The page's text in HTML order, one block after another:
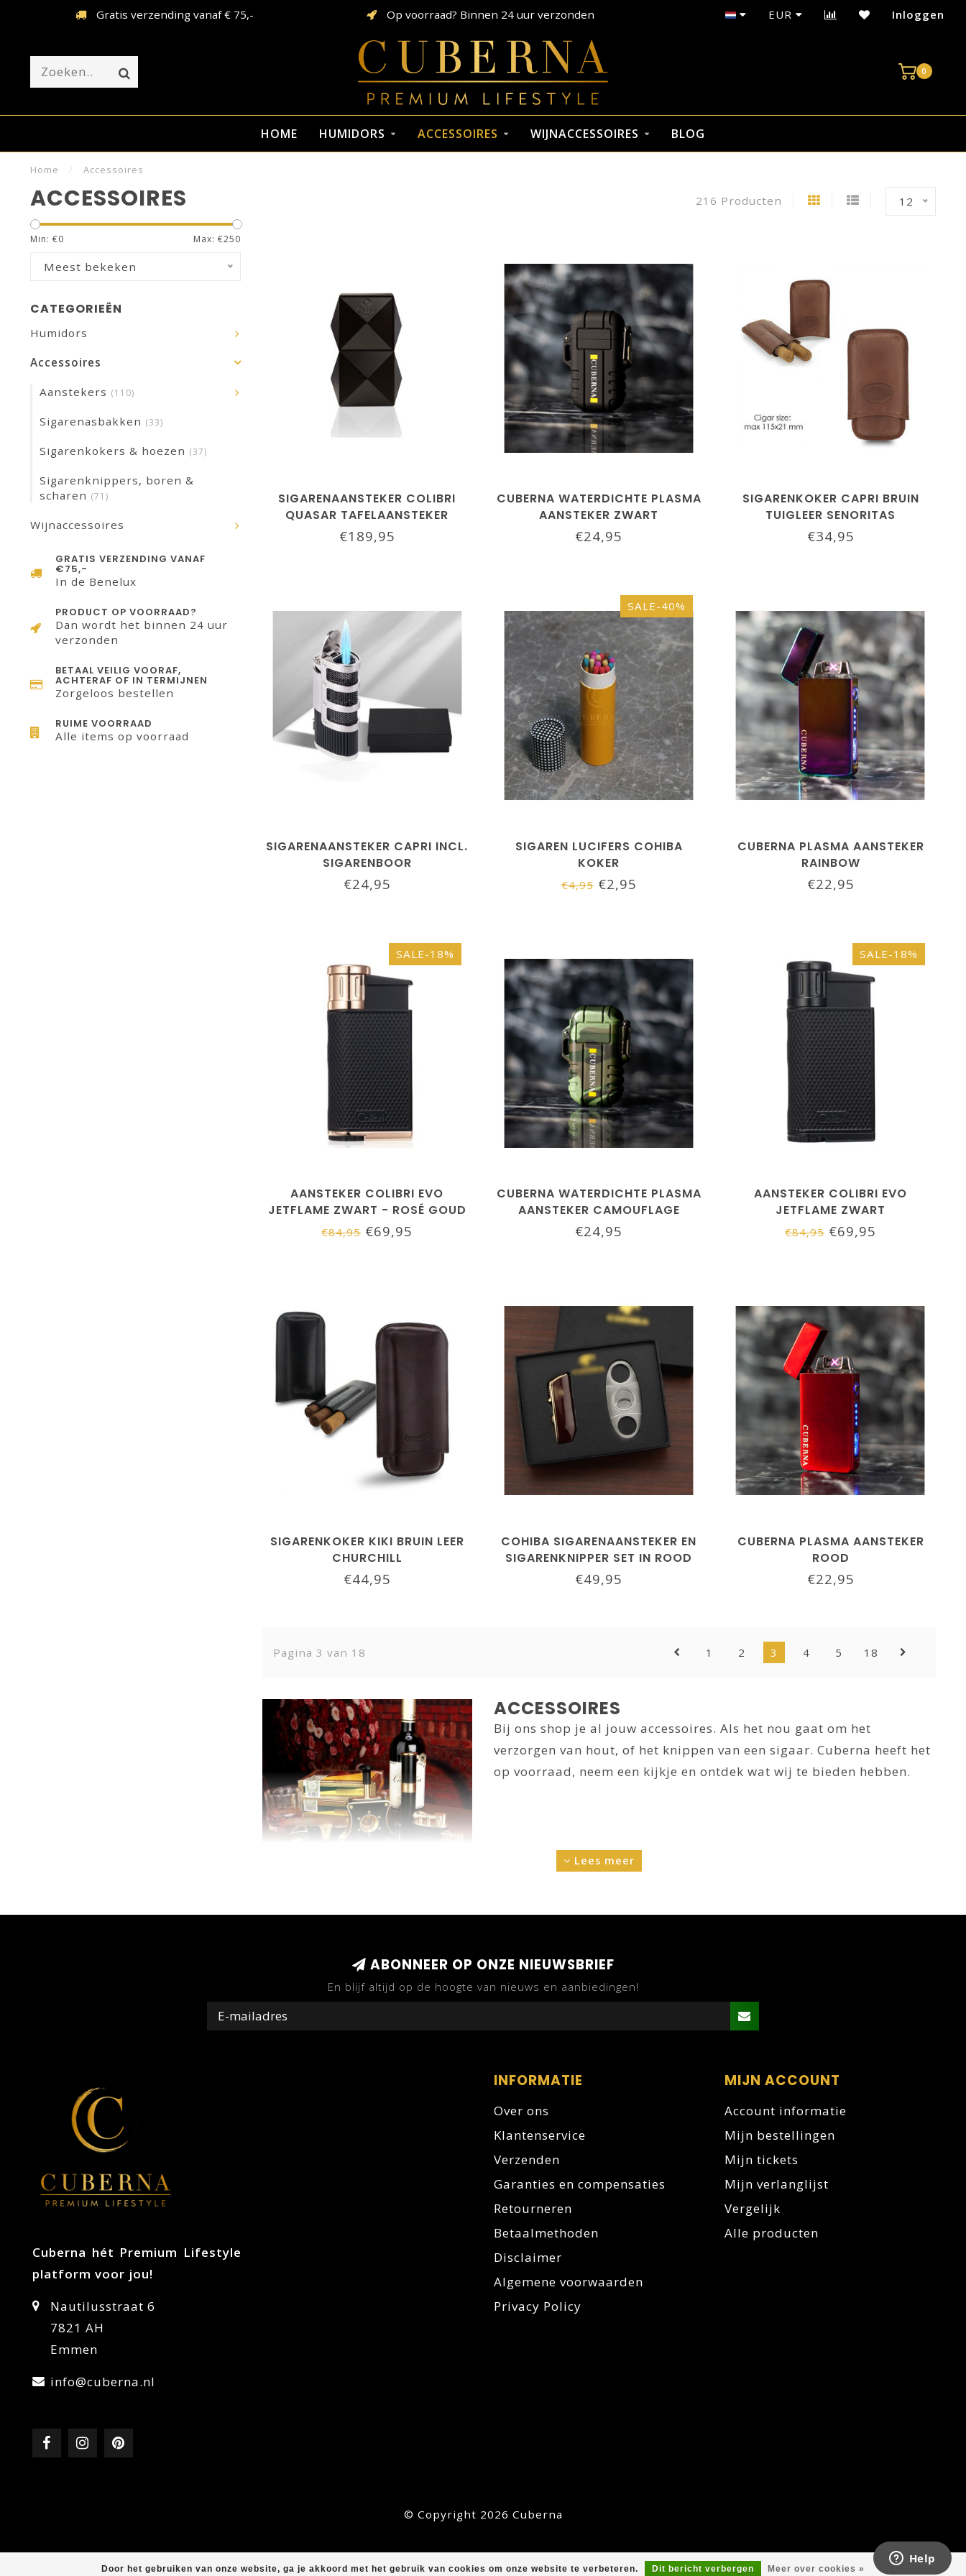
achteraf of in termijnen Gratis verzending vanaf € 75,- Op voorraad? Binnen 24 uur verzonden EUR Inloggen
0
HOME HUMIDORS ACCESSOIRES WIJNACCESSOIRES BLOG
Home / Accessoires
ACCESSOIRES 216 Producten 12
Min: €0 Max: €250
Meest bekeken
CATEGORIEËN
Humidors
Accessoires
Aanstekers (110)
Sigarenasbakken (33)
Sigarenkokers & hoezen (37)
Sigarenknippers, boren &
scharen (71)
Wijnaccessoires
GRATIS VERZENDING VANAF
€75,-
In de Benelux
PRODUCT OP VOORRAAD?
Dan wordt het binnen 24 uur
verzonden
BETAAL VEILIG VOORAF,
ACHTERAF OF IN TERMIJNEN
Zorgeloos bestellen
RUIME VOORRAAD
Alle items op voorraad
SIGARENAANSTEKER COLIBRI
QUASAR TAFELAANSTEKER
ZWART
€189,95
CUBERNA WATERDICHTE PLASMA
AANSTEKER ZWART
€24,95
SIGARENKOKER CAPRI BRUIN
TUIGLEER SENORITAS
€34,95
SIGARENAANSTEKER CAPRI INCL.
SIGARENBOOR
€24,95
SALE-40%
SIGAREN LUCIFERS COHIBA
KOKER
€4,95€2,95
CUBERNA PLASMA AANSTEKER
RAINBOW
€22,95
SALE-18%
AANSTEKER COLIBRI EVO
JETFLAME ZWART - ROSÉ GOUD
€84,95€69,95
CUBERNA WATERDICHTE PLASMA
AANSTEKER CAMOUFLAGE
€24,95
SALE-18%
AANSTEKER COLIBRI EVO
JETFLAME ZWART
€84,95€69,95
SIGARENKOKER KIKI BRUIN LEER
CHURCHILL
€44,95
COHIBA SIGARENAANSTEKER EN
SIGARENKNIPPER SET IN ROOD
€49,95
CUBERNA PLASMA AANSTEKER
ROOD
€22,95
Pagina 3 van 18 1 2 3 4 5 18
ACCESSOIRES
Bij ons shop je al jouw accessoires. Als het nou gaat om het
verzorgen van hout, of het knippen van een sigaar. Cuberna heeft het
op voorraad, neem een kijkje en ontdek wat wij te bieden hebben.
Lees meer
Door het gebruiken van onze website, ga je akkoord met het gebruik van cookies om onze website te verbeteren. Dit bericht verbergen Meer over cookies »
ABONNEER OP ONZE NIEUWSBRIEF
En blijf altijd op de hoogte van nieuws en aanbiedingen!
Cuberna hét Premium Lifestyle
platform voor jou!
Nautilusstraat 6
7821 AH
Emmen
info@cuberna.nl
INFORMATIE
Over ons
Klantenservice
Verzenden
Garanties en compensaties
Retourneren
Betaalmethoden
Disclaimer
Algemene voorwaarden
Privacy Policy
MIJN ACCOUNT
Account informatie
Mijn bestellingen
Mijn tickets
Mijn verlanglijst
Vergelijk
Alle producten
© Copyright 2026 Cuberna